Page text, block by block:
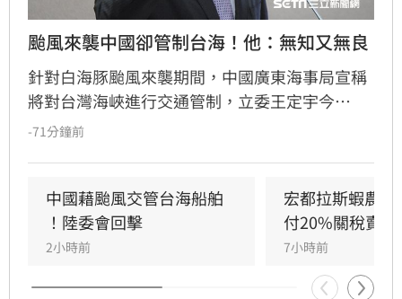
颱風來襲中國卻管制台海！他：無知又無良
針對白海豚颱風來襲期間，中國廣東海事局宣稱
將對台灣海峽進行交通管制，立委王定宇今
（8）日嚴詞批評，直指中國政府此舉既無知又
方，更藐視國際規範。他強調，中國人民處於水
深火熱，政府卻忙於政治操作。王定宇感嘆，中
國作為大國卻缺乏基本素質，並再次提醒「誰跟
-71分鐘前
中國藉颱風交管台海船舶
！陸委會回擊
2小時前
宏都拉斯蝦農
付20%關稅賣台
7小時前